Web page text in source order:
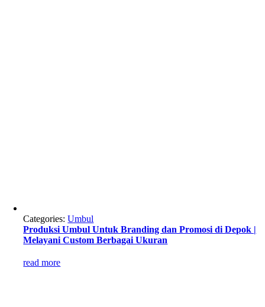
Categories:Umbul
Produksi Umbul Untuk Branding dan Promosi di Depok |
Melayani Custom Berbagai Ukuran
read more